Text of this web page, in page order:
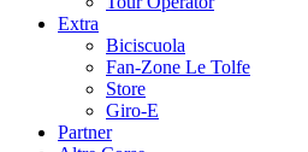
Extra
Biciscuola
Fan-Zone Le Tolfe
Store
Giro-E
Partner